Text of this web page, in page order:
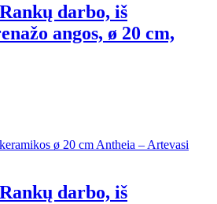
Rankų darbo, iš
angos, ø 20 cm,
Rankų darbo, iš